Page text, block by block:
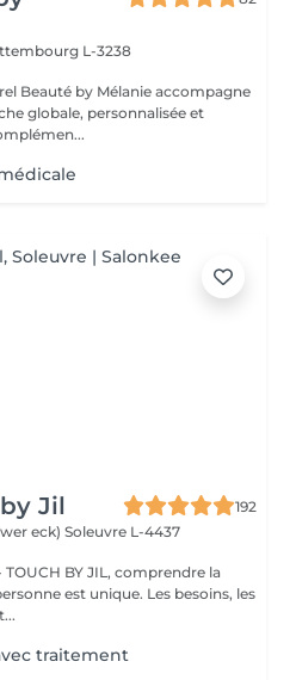
L-3238
Beauté by Mélanie accompagne
globale, personnalisée et
Jil
192
eck) Soleuvre L-4437
BY JIL, comprendre la
est unique. Les besoins, les
traitement